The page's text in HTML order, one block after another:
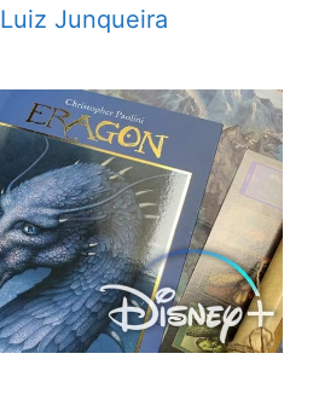
Luiz Junqueira